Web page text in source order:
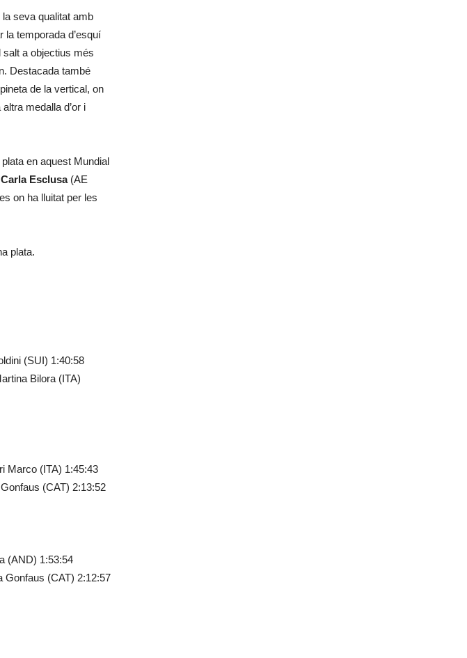
seva qualitat amb
la temporada d’esquí
salt a objectius més
Destacada també
de la vertical, on
medalla d’or i
en aquest Mundial
Carla Esclusa(AE
on ha lluitat per les
plata.
(SUI) 1:40:58
Bilora (ITA)
Marco (ITA) 1:45:43
(CAT) 2:13:52
(AND) 1:53:54
Gonfaus (CAT) 2:12:57